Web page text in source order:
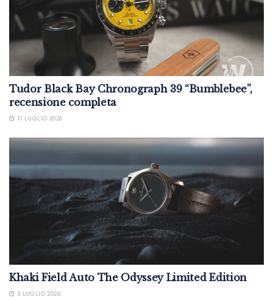
Tudor Black Bay Chronograph 39 “Bumblebee”,
recensione completa
11 LUGLIO 2026
Khaki Field Auto The Odyssey Limited Edition
3 LUGLIO 2026